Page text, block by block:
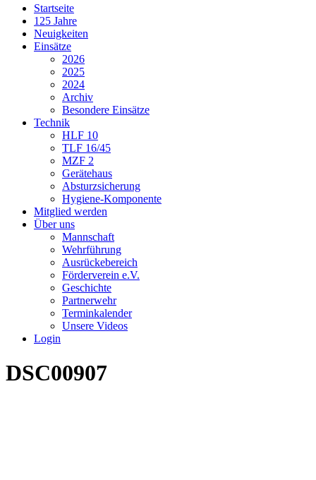
Startseite
125 Jahre
Neuigkeiten
Einsätze
2026
2025
2024
Archiv
Besondere Einsätze
Technik
HLF 10
TLF 16/45
MZF 2
Gerätehaus
Absturzsicherung
Hygiene-Komponente
Mitglied werden
Über uns
Mannschaft
Wehrführung
Ausrückebereich
Förderverein e.V.
Geschichte
Partnerwehr
Terminkalender
Unsere Videos
Login
DSC00907